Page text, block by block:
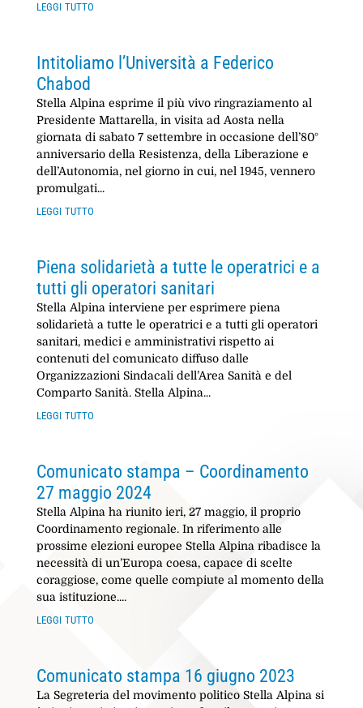
leggi tutto
Intitoliamo l’Università a Federico
Chabod
Stella Alpina esprime il più vivo ringraziamento al
Presidente Mattarella, in visita ad Aosta nella
giornata di sabato 7 settembre in occasione dell’80°
anniversario della Resistenza, della Liberazione e
dell’Autonomia, nel giorno in cui, nel 1945, vennero
promulgati...
leggi tutto
Piena solidarietà a tutte le operatrici e a
tutti gli operatori sanitari
Stella Alpina interviene per esprimere piena
solidarietà a tutte le operatrici e a tutti gli operatori
sanitari, medici e amministrativi rispetto ai
contenuti del comunicato diffuso dalle
Organizzazioni Sindacali dell’Area Sanità e del
Comparto Sanità. Stella Alpina...
leggi tutto
Comunicato stampa – Coordinamento
27 maggio 2024
Stella Alpina ha riunito ieri, 27 maggio, il proprio
Coordinamento regionale. In riferimento alle
prossime elezioni europee Stella Alpina ribadisce la
necessità di un’Europa coesa, capace di scelte
coraggiose, come quelle compiute al momento della
sua istituzione....
leggi tutto
Comunicato stampa 16 giugno 2023
La Segreteria del movimento politico Stella Alpina si